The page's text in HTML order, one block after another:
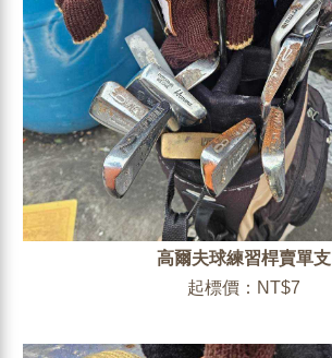
高爾夫球練習桿賣單支
起標價：NT$7